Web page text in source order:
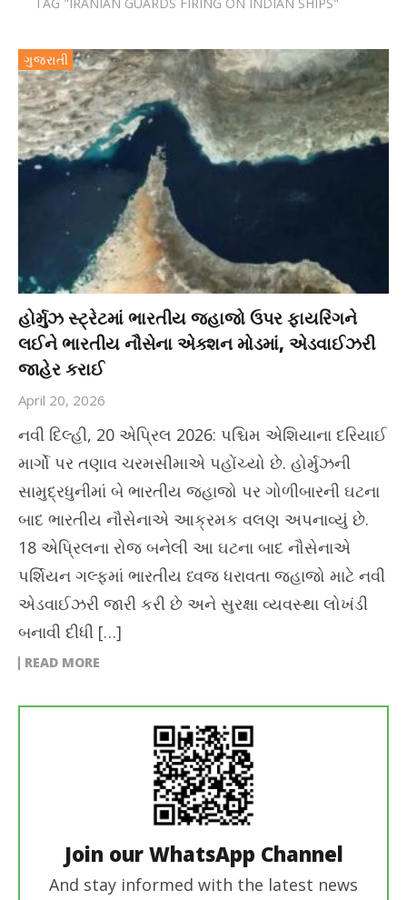
ગુજરાતી
હોર્મુઝ સ્ટ્રેટમાં ભારતીય જહાજો ઉપર ફાયરિંગને
લઈને ભારતીય નૌસેના એક્શન મોડમાં, એડવાઈઝરી
જાહેર કરાઈ
April 20, 2026
નવી દિલ્હી, 20 એપ્રિલ 2026: પશ્ચિમ એશિયાના દરિયાઈ
માર્ગો પર તણાવ ચરમસીમાએ પહોંચ્યો છે. હોર્મુઝની
સામુદ્રધુનીમાં બે ભારતીય જહાજો પર ગોળીબારની ઘટના
બાદ ભારતીય નૌસેનાએ આક્રમક વલણ અપનાવ્યું છે.
18 એપ્રિલના રોજ બનેલી આ ઘટના બાદ નૌસેનાએ
પર્શિયન ગલ્ફમાં ભારતીય ધ્વજ ધરાવતા જહાજો માટે નવી
એડવાઈઝરી જારી કરી છે અને સુરક્ષા વ્યવસ્થા લોખંડી
બનાવી દીધી […]
READ MORE
Join our WhatsApp Channel
And stay informed with the latest news